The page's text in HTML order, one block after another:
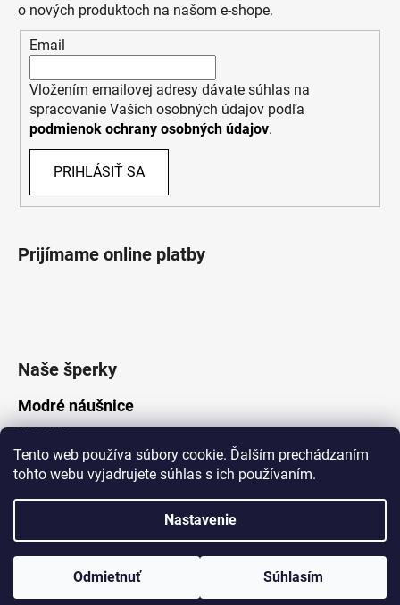
Tento web používa súbory cookie. Ďalším prechádzaním
tohto webu vyjadrujete súhlas s ich používaním.
Nastavenie
Odmietnuť Súhlasím
www.Lotka.sk - najkrajšie šperky za dobré ceny. Pri nákupe nad 50€
poštovné zdarma. Nakupujte s dôverou - naša spoločnosť je s
o nových produktoch na našom e-shope.
Email
Vložením emailovej adresy dávate súhlas na
spracovanie Vašich osobných údajov podľa
podmienok ochrany osobných údajov.
PRIHLÁSIŤ SA
Prijímame online platby
Naše šperky
Modré náušnice
21.8.2019
Vytvoril Shoptet
Lotka.sk. Všetky práva vyhradené.
Upraviť nastavenie cookies